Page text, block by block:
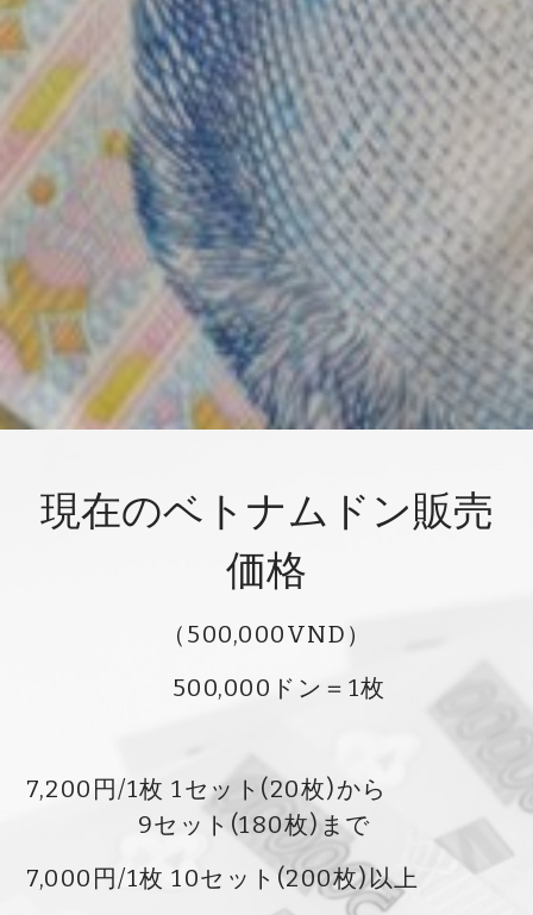
現在のベトナムドン販売
価格
（500,000VND）
500,000ドン＝1枚
7,200円/1枚 1セット(20枚)から
9セット(180枚)まで
7,000円/1枚 10セット(200枚)以上